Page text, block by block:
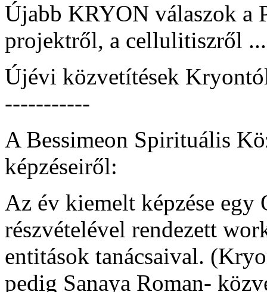
Újabb KRYON válaszok a
projektről, a cellulitiszről ...
Újévi közvetítések
-----------
A Bessimeon Spirituális
képzéseiről:
Az év kiemelt képzése
részvételével rendezett
entitások tanácsaival.
pedig Sanaya Roman-